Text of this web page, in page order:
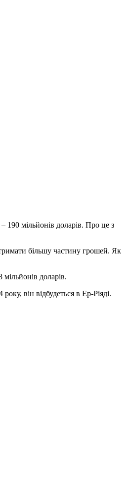
190 мільйонів доларів. Про це з
більшу частину грошей. Як
доларів.
він відбудеться в Ер-Ріяді.